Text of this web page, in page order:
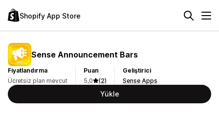
Shopify App Store
Sense Announcement Bars
Fiyatlandırma
Ücretsiz plan mevcut
Puan
5,0
(2)
Geliştirici
Sense Apps
Yükle